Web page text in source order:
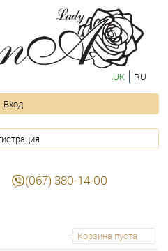
UK RU
Вход
(067) 380-14-00
Корзина пуста